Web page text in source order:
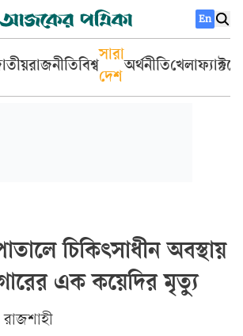
En
রাজনীতিবিশ্ব
সারা
দেশ
অর্থনীতিখেলা
চিকিৎসাধীন অবস্থায়
এক কয়েদির মৃত্যু